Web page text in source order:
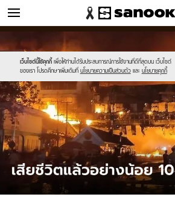
ข่าว
เว็บไซต์นี้ใช้คุกกี้ เพื่อให้ท่านได้รับประสบการณ์การใช้งานที่ดีที่สุดบน เว็บไซต์
ของเรา โปรดศึกษาเพิ่มเติมที่ นโยบายความเป็นส่วนตัว และ นโยบายคุกกี้
//s.isanook.com/sr/0/images/logo-
new-
sanook.png
//s.isanook.com/ns/0/ud/1741/8708738/tagline-
template-
2022-
29.jpg